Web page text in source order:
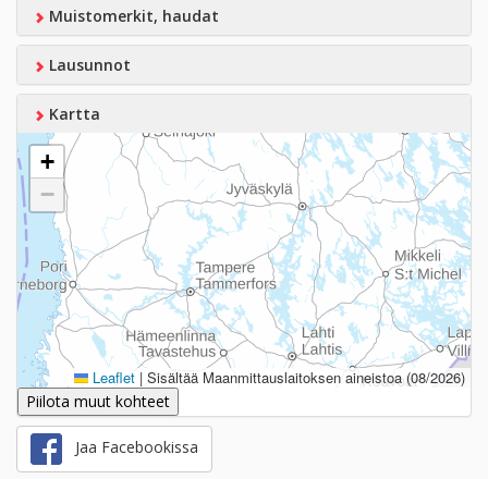
Muistomerkit, haudat
Lausunnot
Kartta
+
−
Leaflet | Sisältää Maanmittauslaitoksen aineistoa (08/2026)
Piilota muut kohteet
Jaa Facebookissa